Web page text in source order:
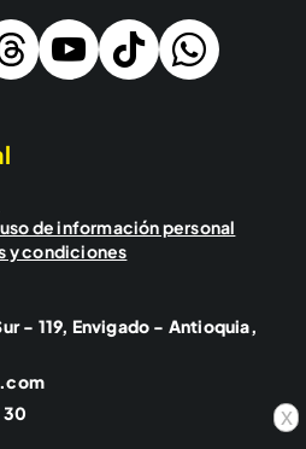
x
de información personal
y condiciones
- 119, Envigado - Antioquia,
30